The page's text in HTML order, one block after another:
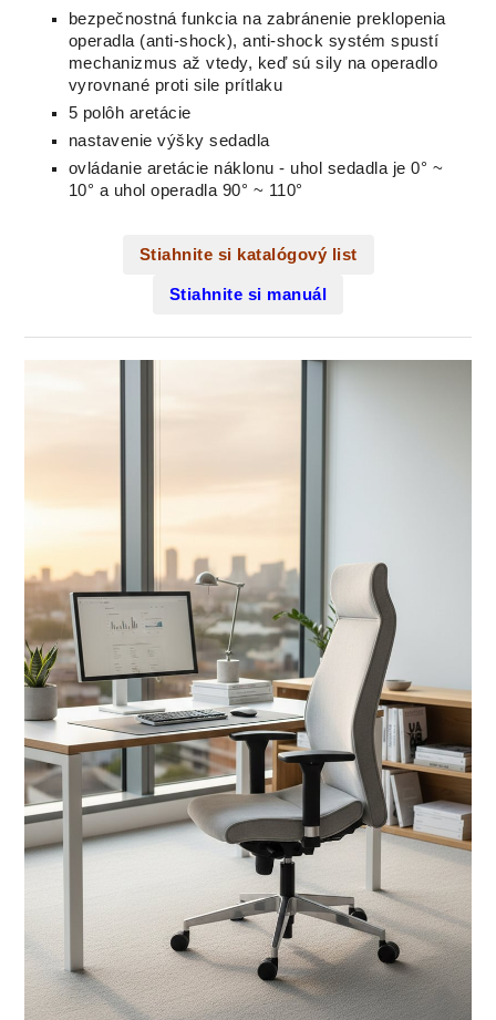
bezpečnostná funkcia na zabránenie preklopenia
operadla (anti-shock), anti-shock systém spustí
mechanizmus až vtedy, keď sú sily na operadlo
vyrovnané proti sile prítlaku
5 polôh aretácie
nastavenie výšky sedadla
ovládanie aretácie náklonu - uhol sedadla je 0° ~
10° a uhol operadla 90° ~ 110°
Stiahnite si katalógový list
Stiahnite si manuál